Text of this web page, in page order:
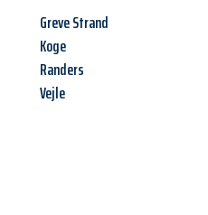
Greve Strand
Koge
Randers
Vejle